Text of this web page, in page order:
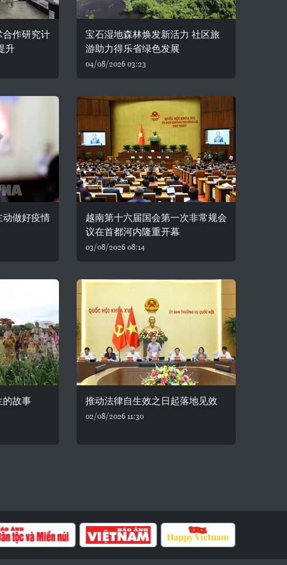
合作研究计
升
宝石湿地森林焕发新活力 社区旅
游助力得乐省绿色发展
04/08/2026 03:23
动做好疫情
越南第十六届国会第一次非常规会
议在首都河内隆重开幕
03/08/2026 08:14
的故事 推动法律自生效之日起落地见效
02/08/2026 11:30